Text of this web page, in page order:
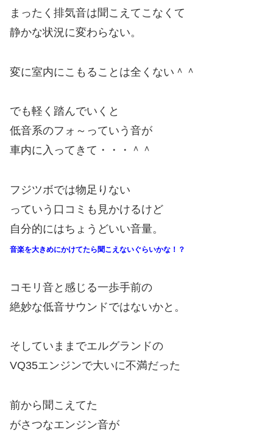
まったく排気音は聞こえてこなくて
静かな状況に変わらない。
変に室内にこもることは全くない＾＾
でも軽く踏んでいくと
低音系のフォ～っていう音が
車内に入ってきて・・・＾＾
フジツボでは物足りない
っていう口コミも見かけるけど
自分的にはちょうどいい音量。
音楽を大きめにかけてたら聞こえないぐらいかな！？
コモリ音と感じる一歩手前の
絶妙な低音サウンドではないかと。
そしていままでエルグランドの
VQ35エンジンで大いに不満だった
前から聞こえてた
がさつなエンジン音が